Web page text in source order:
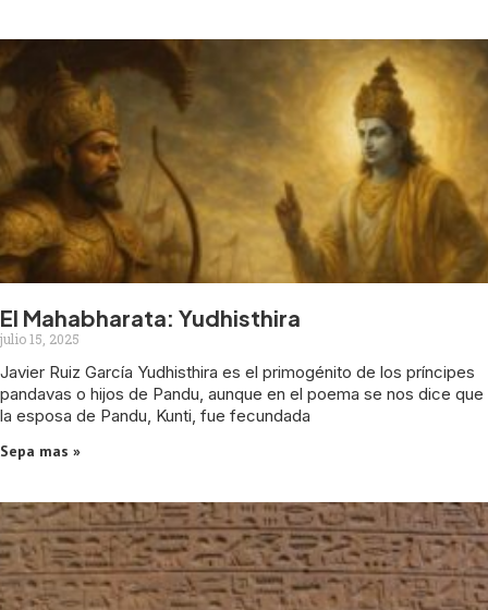
El Mahabharata: Yudhisthira
julio 15, 2025
Javier Ruiz García Yudhisthira es el primogénito de los príncipes
pandavas o hijos de Pandu, aunque en el poema se nos dice que
la esposa de Pandu, Kunti, fue fecundada
Sepa mas »